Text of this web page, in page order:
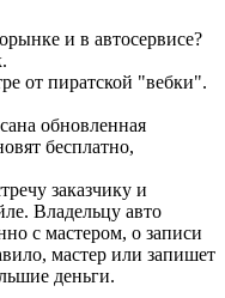
и в автосервисе?
от пиратской "вебки".
обновленная
бесплатно,
заказчику и
Владельцу авто
с мастером, о записи
мастер или запишет
деньги.